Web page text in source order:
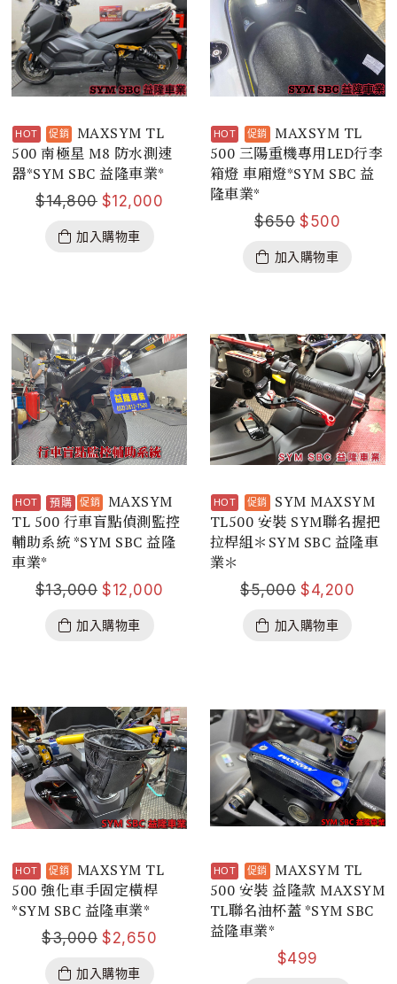
MAXSYM TL
500 南極星 M8 防水測速
器*SYM SBC 益隆車業*
$14,800 $12,000
加入購物車
MAXSYM TL
500 三陽重機專用LED行李
箱燈 車廂燈*SYM SBC 益
隆車業*
$650 $500
加入購物車
預購
MAXSYM
TL 500 行車盲點偵測監控
輔助系統 *SYM SBC 益隆
車業*
$13,000 $12,000
加入購物車
SYM MAXSYM
TL500 安裝 SYM聯名握把
拉桿組＊SYM SBC 益隆車
業＊
$5,000 $4,200
加入購物車
MAXSYM TL
500 強化車手固定橫桿
*SYM SBC 益隆車業*
$3,000 $2,650
加入購物車
MAXSYM TL
500 安裝 益隆款 MAXSYM
TL聯名油杯蓋 *SYM SBC
益隆車業*
$499